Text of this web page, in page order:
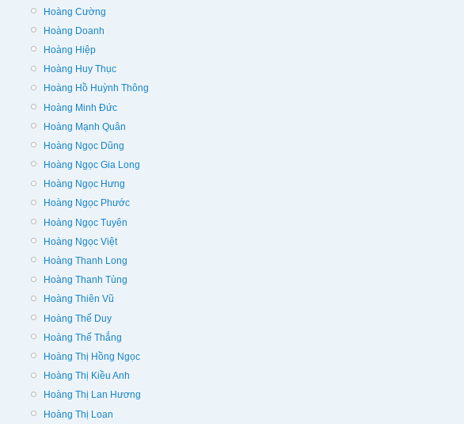
Hoàng Cường
Hoàng Doanh
Hoàng Hiệp
Hoàng Huy Thục
Hoàng Hồ Huỳnh Thông
Hoàng Minh Đức
Hoàng Mạnh Quân
Hoàng Ngọc Dũng
Hoàng Ngọc Gia Long
Hoàng Ngọc Hưng
Hoàng Ngọc Phước
Hoàng Ngọc Tuyên
Hoàng Ngọc Việt
Hoàng Thanh Long
Hoàng Thanh Tùng
Hoàng Thiên Vũ
Hoàng Thế Duy
Hoàng Thế Thắng
Hoàng Thị Hồng Ngọc
Hoàng Thị Kiều Anh
Hoàng Thị Lan Hương
Hoàng Thị Loan